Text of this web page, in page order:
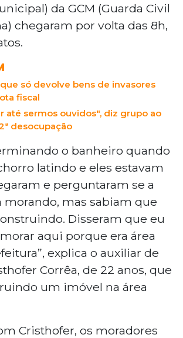
da GCM (Guarda Civil
chegaram por volta das 8h,
só devolve bens de invasores
fiscal
até sermos ouvidos", diz grupo ao
desocupação
o banheiro quando
latindo e eles estavam
e perguntaram se a
morando, mas sabiam que
Disseram que eu
aqui porque era área
explica o auxiliar de
Corrêa, de 22 anos, que
um imóvel na área
Cristhofer, os moradores